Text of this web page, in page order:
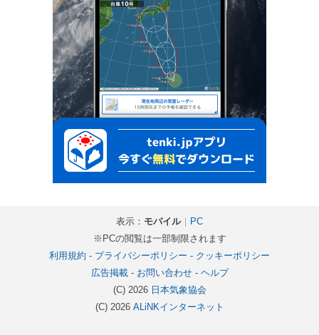
表示： モバイル｜ PC
※PCの閲覧は一部制限されます
利用規約 - プライバシーポリシー - クッキーポリシー
広告掲載- お問い合わせ- ヘルプ
(C) 2026 日本気象協会
(C) 2026 ALiNKインターネット